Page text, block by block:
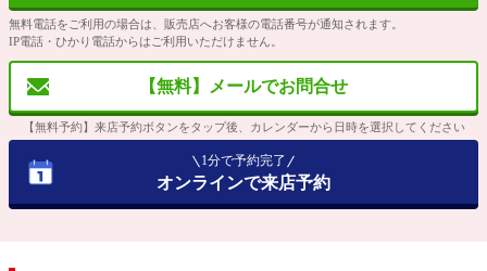
無料電話をご利用の場合は、販売店へお客様の電話番号が通知されます。
IP電話・ひかり電話からはご利用いただけません。
【無料】メールでお問合せ
【無料予約】来店予約ボタンをタップ後、カレンダーから日時を選択してください
1分で予約完了
オンラインで来店予約